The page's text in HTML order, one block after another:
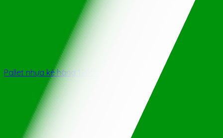
Pallet nhựa kê hàng 1200x1000x78mm